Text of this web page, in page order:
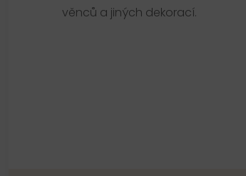
věnců a jiných dekorací.